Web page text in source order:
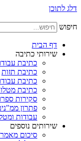
דלג לתוכן
חיפוש
דף הבית
שירותי כתיבה
כתיבת
כתיבת תזות
כתיבת
כתיבת
סקירות
פתרון
עבודות
שירותים נוספים
סיכום